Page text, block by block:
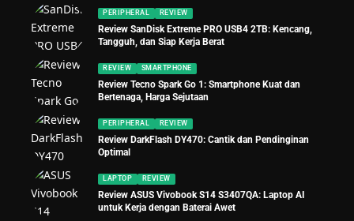
PERIPHERAL REVIEW
Review SanDisk Extreme PRO USB4 2TB: Kencang,
Tangguh, dan Siap Kerja Berat
REVIEW SMARTPHONE
Review Tecno Spark Go 1: Smartphone Kuat dan
Bertenaga, Harga Sejutaan
PERIPHERAL REVIEW
Review DarkFlash DY470: Cantik dan Pendinginan
Optimal
LAPTOP REVIEW
Review ASUS Vivobook S14 S3407QA: Laptop AI
untuk Kerja dengan Baterai Awet